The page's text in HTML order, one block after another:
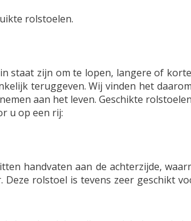
rolstoelen.
staat zijn om te lopen, langere of
teruggeven. Wij vinden het
aan het leven. Geschikte
u op een rij:
handvaten aan de achterzijde,
rolstoel is tevens zeer geschikt